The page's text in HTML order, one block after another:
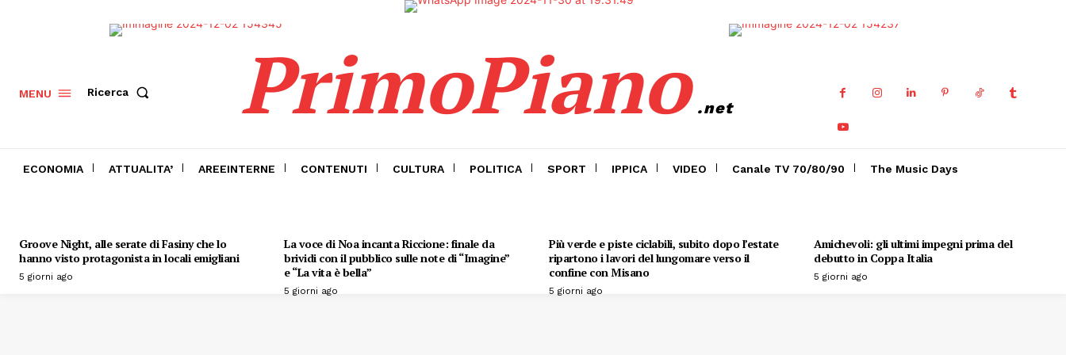
MENU Ricerca PrimoPiano .net
ECONOMIA ATTUALITA’ AREEINTERNE CONTENUTI CULTURA POLITICA SPORT IPPICA VIDEO Canale TV 70/80/90 The Music Days
Groove Night, alle serate di Fasiny che lo
hanno visto protagonista in locali emigliani
5 giorni ago
La voce di Noa incanta Riccione: finale da
brividi con il pubblico sulle note di “Imagine”
e “La vita è bella”
5 giorni ago
Più verde e piste ciclabili, subito dopo l’estate
ripartono i lavori del lungomare verso il
confine con Misano
5 giorni ago
Amichevoli: gli ultimi impegni prima del
debutto in Coppa Italia
5 giorni ago